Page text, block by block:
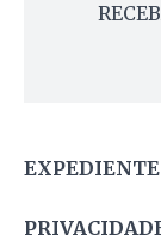
EXPEDIENTE